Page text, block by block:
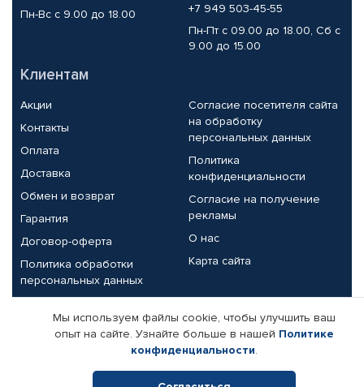
Пн-Вс с 9.00 до 18.00
+7 949 503-45-55
Пн-Пт с 09.00 до 18.00, Сб с
9.00 до 15.00
Клиентам
Акции
Контакты
Оплата
Доставка
Обмен и возврат
Гарантия
Договор-оферта
Политика обработки
персональных данных
Согласие посетителя сайта
на обработку
персональных данных
Политика
конфиденциальности
Согласие на получение
рекламы
О нас
Карта сайта
Партнерам
Корпоративным клиентам
Поставщикам
Реквизиты компании
Мы используем файлы cookie, чтобы улучшить ваш
опыт на сайте. Узнайте больше в нашей Политике
конфиденциальности.